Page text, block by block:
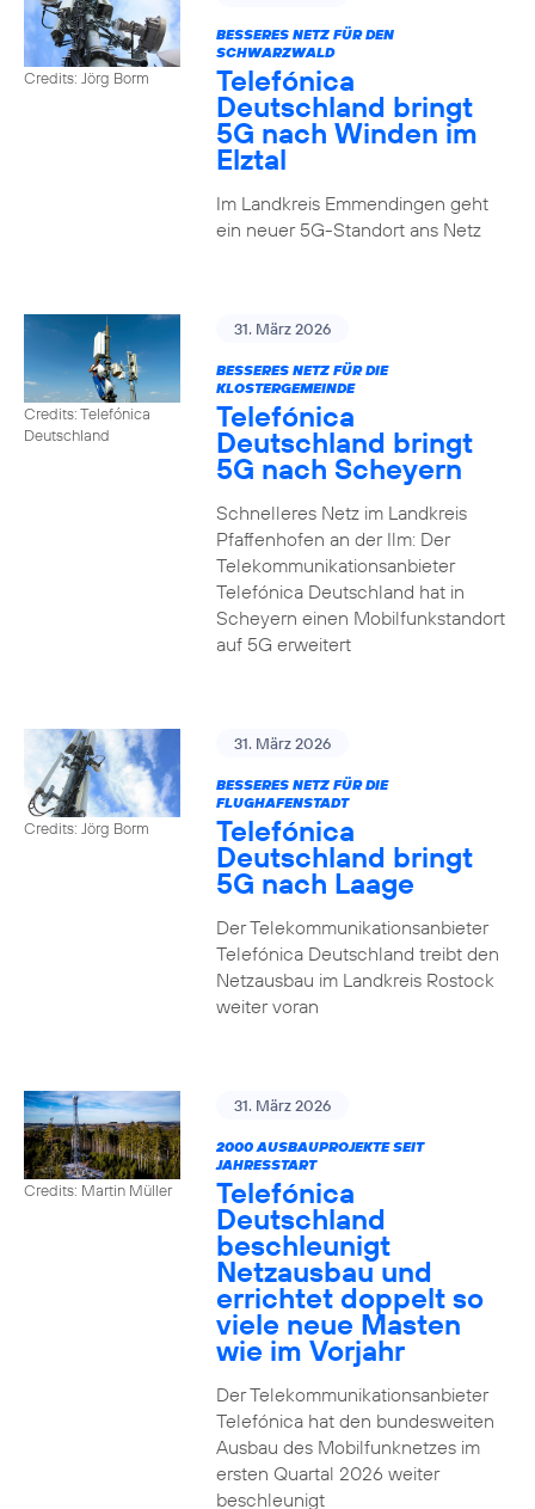
Credits: Jörg Borm
BESSERES NETZ FÜR DEN
SCHWARZWALD
Telefónica
Deutschland bringt
5G nach Winden im
Elztal
Im Landkreis Emmendingen geht
ein neuer 5G-Standort ans Netz
Credits: Telefónica
Deutschland
31. März 2026
BESSERES NETZ FÜR DIE
KLOSTERGEMEINDE
Telefónica
Deutschland bringt
5G nach Scheyern
Schnelleres Netz im Landkreis
Pfaffenhofen an der Ilm: Der
Telekommunikationsanbieter
Telefónica Deutschland hat in
Scheyern einen Mobilfunkstandort
auf 5G erweitert
Credits: Jörg Borm
31. März 2026
BESSERES NETZ FÜR DIE
FLUGHAFENSTADT
Telefónica
Deutschland bringt
5G nach Laage
Der Telekommunikationsanbieter
Telefónica Deutschland treibt den
Netzausbau im Landkreis Rostock
weiter voran
Credits: Martin Müller
31. März 2026
2000 AUSBAUPROJEKTE SEIT
JAHRESSTART
Telefónica
Deutschland
beschleunigt
Netzausbau und
errichtet doppelt so
viele neue Masten
wie im Vorjahr
Der Telekommunikationsanbieter
Telefónica hat den bundesweiten
Ausbau des Mobilfunknetzes im
ersten Quartal 2026 weiter
beschleunigt